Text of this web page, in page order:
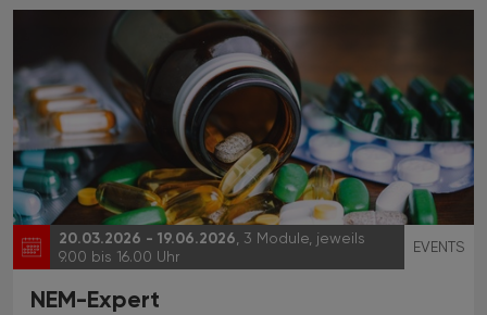
20.03.2026 - 19.06.2026 , 3 Module, jeweils
9.00 bis 16.00 Uhr
EVENTS
NEM-Expert